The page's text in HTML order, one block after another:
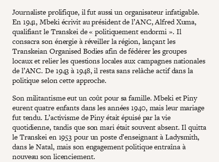
Journaliste prolifique, il fut aussi un organisateur infatigable.
En 1941, Mbeki écrivit au président de l’ANC, Alfred Xuma,
qualifiant le Transkei de « politiquement endormi ». Il
consacra son énergie à réveiller la région, lançant les
Transkeian Organised Bodies afin de fédérer les groupes
locaux et relier les questions locales aux campagnes nationales
de l’ANC. De 1943 à 1948, il resta sans relâche actif dans la
politique selon cette approche.
Son militantisme eut un coût pour sa famille. Mbeki et Piny
eurent quatre enfants dans les années 1940, mais leur mariage
fut tendu. L’activisme de Piny était épuisé par la vie
quotidienne, tandis que son mari était souvent absent. Il quitta
le Transkei en 1953 pour un poste d’enseignant à Ladysmith,
dans le Natal, mais son engagement politique entraîna à
nouveau son licenciement.